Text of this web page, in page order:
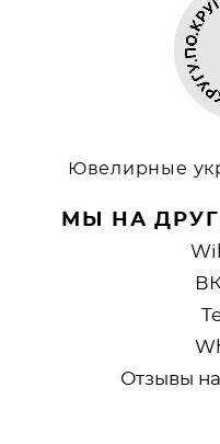
Ювелирные
МЫ НА
Отзывы